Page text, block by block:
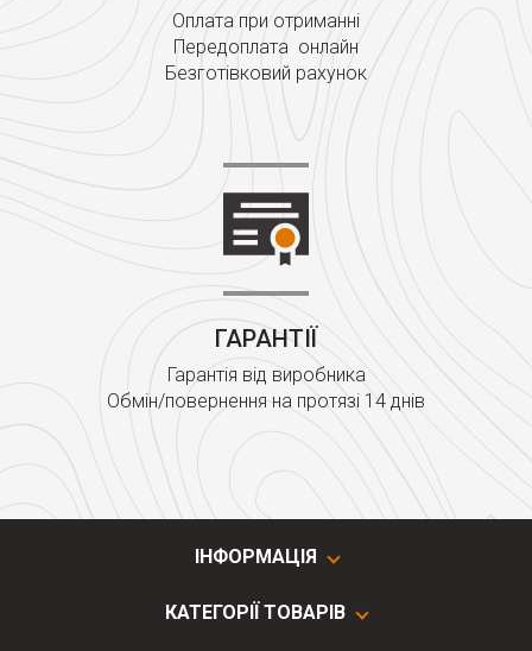
Оплата при отриманні
Передоплата онлайн
Безготівковий рахунок
ГАРАНТІЇ
Гарантія від виробника
Обмін/повернення на протязі 14 днів
ІНФОРМАЦІЯ
КАТЕГОРІЇ ТОВАРІВ